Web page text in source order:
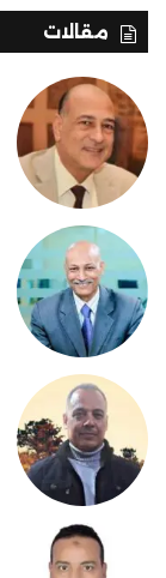
مقالات